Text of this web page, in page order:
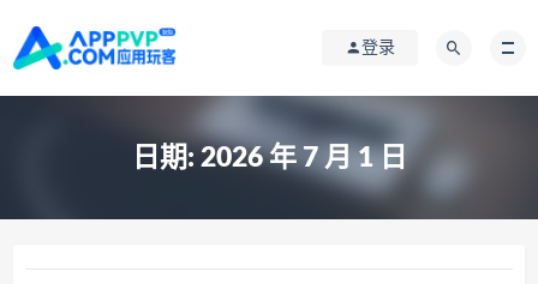
登录
日期: 2026 年 7 月 1 日